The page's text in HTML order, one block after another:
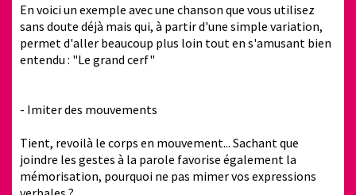
En voici un exemple avec une chanson que vous utilisez
sans doute déjà mais qui, à partir d'une simple variation,
permet d'aller beaucoup plus loin tout en s'amusant bien
entendu : "Le grand cerf"
- Imiter des mouvements
Tient, revoilà le corps en mouvement... Sachant que
joindre les gestes à la parole favorise également la
mémorisation, pourquoi ne pas mimer vos expressions